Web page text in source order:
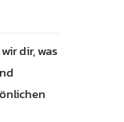
dir, was